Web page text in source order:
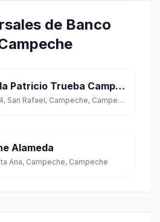
de Banco
Ba Presta Prenda Patricio Trueba Campeche
Av Patricio Trueba 234, San Rafael, Campeche, Campeche
Alameda
Ana, Campeche, Campeche